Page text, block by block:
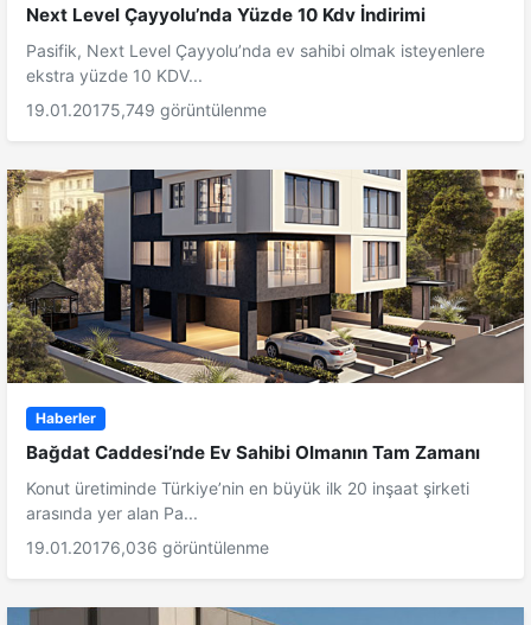
Next Level Çayyolu’nda Yüzde 10 Kdv İndirimi
Pasifik, Next Level Çayyolu’nda ev sahibi olmak isteyenlere
ekstra yüzde 10 KDV...
19.01.20175,749 görüntülenme
Haberler
Bağdat Caddesi’nde Ev Sahibi Olmanın Tam Zamanı
Konut üretiminde Türkiye’nin en büyük ilk 20 inşaat şirketi
arasında yer alan Pa...
19.01.20176,036 görüntülenme